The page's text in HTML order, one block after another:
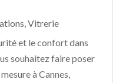
,Vitrerie
et le confort dans
souhaitez faire poser
à Cannes,